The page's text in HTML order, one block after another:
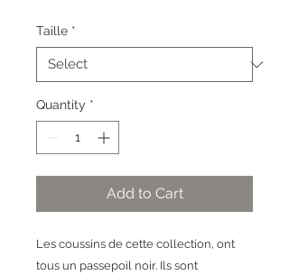
Taille *
Quantity *
Add to Cart
Les coussins de cette collection, ont
tous un passepoil noir. Ils sont